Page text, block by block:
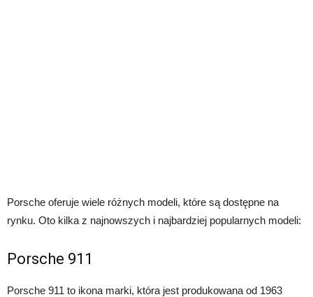
Porsche oferuje wiele różnych modeli, które są dostępne na
rynku. Oto kilka z najnowszych i najbardziej popularnych modeli:
Porsche 911
Porsche 911 to ikona marki, która jest produkowana od 1963